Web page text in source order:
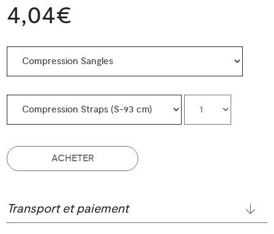
4,04€
ACHETER
Transport et paiement